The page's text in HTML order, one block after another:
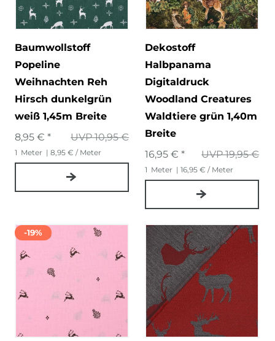
Baumwollstoff
Popeline
Weihnachten Reh
Hirsch dunkelgrün
weiß 1,45m Breite
UVP 10,95 €
8,95 € *
1 Meter | 8,95 € / Meter
Dekostoff
Halbpanama
Digitaldruck
Woodland Creatures
Waldtiere grün 1,40m
Breite
UVP 19,95 €
16,95 € *
1 Meter | 16,95 € / Meter
-19%